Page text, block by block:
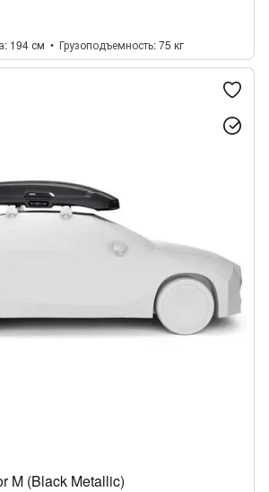
194 см Грузоподъемность 75 кг
M (Black Metallic)